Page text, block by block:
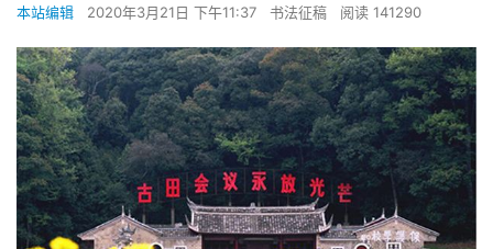
本站编辑 2020年3月21日 下午11:37 书法征稿 阅读 141290